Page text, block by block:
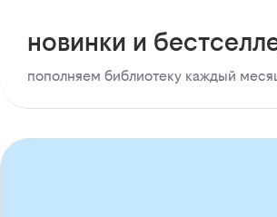
новинки и
пополняем библиотеку каждый